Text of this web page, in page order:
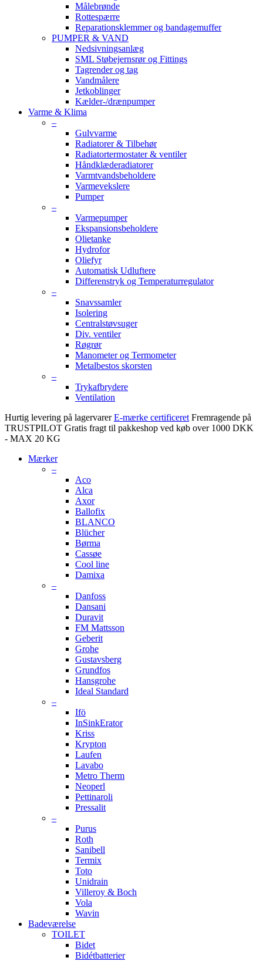
Målebrønde
Rottespærre
Reparationsklemmer og bandagemuffer
PUMPER & VAND
Nedsivningsanlæg
SML Støbejernsrør og Fittings
Tagrender og tag
Vandmålere
Jetkoblinger
Kælder-/drænpumper
Varme & Klima
–
Gulvvarme
Radiatorer & Tilbehør
Radiatortermostater & ventiler
Håndklæderadiatorer
Varmtvandsbeholdere
Varmevekslere
Pumper
–
Varmepumper
Ekspansionsbeholdere
Olietanke
Hydrofor
Oliefyr
Automatisk Udluftere
Differenstryk og Temperaturregulator
–
Snavssamler
Isolering
Centralstøvsuger
Div. ventiler
Røgrør
Manometer og Termometer
Metalbestos skorsten
–
Trykafbrydere
Ventilation
Hurtig levering på lagervarer E-mærke certificeret Fremragende på
TRUSTPILOT Gratis fragt til pakkeshop ved køb over 1000 DKK
- MAX 20 KG
Mærker
–
Aco
Alca
Axor
Ballofix
BLANCO
Blücher
Børma
Cassøe
Cool line
Damixa
–
Danfoss
Dansani
Duravit
FM Mattsson
Geberit
Grohe
Gustavsberg
Grundfos
Hansgrohe
Ideal Standard
–
Ifö
InSinkErator
Kriss
Krypton
Laufen
Lavabo
Metro Therm
Neoperl
Pettinaroli
Pressalit
–
Purus
Roth
Sanibell
Termix
Toto
Unidrain
Villeroy & Boch
Vola
Wavin
Badeværelse
TOILET
Bidet
Bidétbatterier